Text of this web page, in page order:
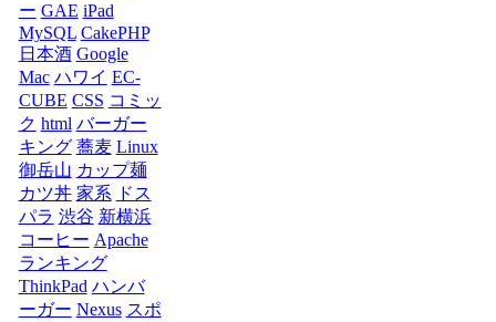
ー GAE iPad
MySQL CakePHP
日本酒 Google
Mac ハワイ EC-
CUBE CSS コミッ
ク html バーガー
キング 蕎麦 Linux
御岳山 カップ麺
カツ丼 家系 ドス
パラ 渋谷 新横浜
コーヒー Apache
ランキング
ThinkPad ハンバ
ーガー Nexus スポ